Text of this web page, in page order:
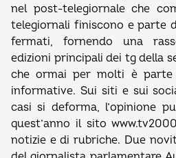
nel post-telegiornale che
telegiornali finiscono e parte
fermati, fornendo una
edizioni principali dei tg della
che ormai per molti è
informative. Sui siti e sui
casi si deforma, l’opinione
quest’anno il sito
notizie e di rubriche. Due